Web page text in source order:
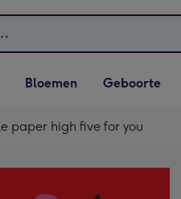
Vervolgkeuzelijst
Bloemen openen
Bloemen
Vervolgkeuzelijst
Geboorte openen
Geboorte
paper high five for you